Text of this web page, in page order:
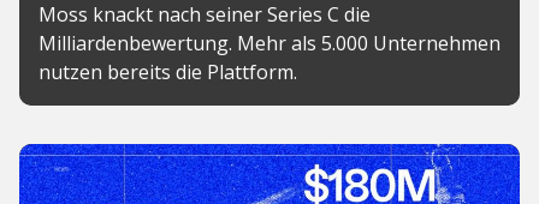
Moss knackt nach seiner Series C die
Milliardenbewertung. Mehr als 5.000 Unternehmen
nutzen bereits die Plattform.